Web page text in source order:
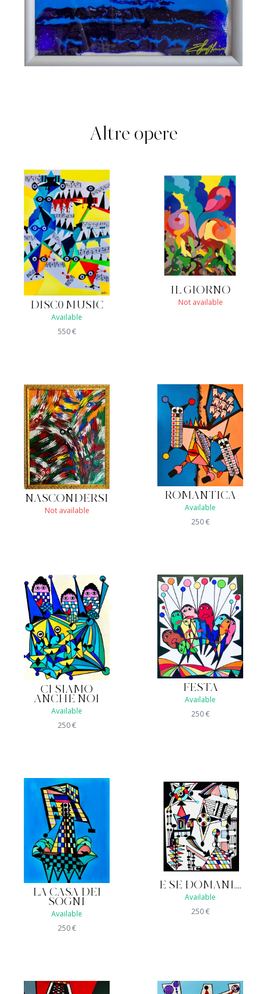
Altre opere
DISC0 MUSIC
Available
550€
IL GIORNO
Not available
NASCONDERSI
Not available
ROMANTICA
Available
250€
CI SIAMO
ANCHE NOI
Available
250€
FESTA
Available
250€
LA CASA DEI
SOGNI
Available
250€
E SE DOMANI....
Available
250€